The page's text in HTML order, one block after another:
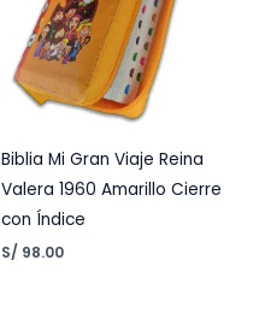
Biblia Mi Gran Viaje Reina
Valera 1960 Amarillo Cierre
con Índice
S/ 98.00